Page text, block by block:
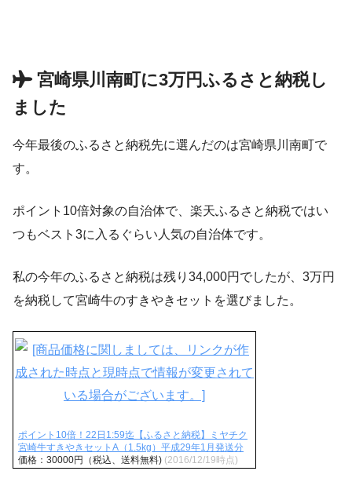
宮崎県川南町に3万円ふるさと納税し
ました
今年最後のふるさと納税先に選んだのは宮崎県川南町で
す。
ポイント10倍対象の自治体で、楽天ふるさと納税ではい
つもベスト3に入るぐらい人気の自治体です。
私の今年のふるさと納税は残り34,000円でしたが、3万円
を納税して宮崎牛のすきやきセットを選びました。
ポイント10倍！22日1:59迄【ふるさと納税】ミヤチク
宮崎牛すきやきセットA（1.5kg）平成29年1月発送分
価格：30000円（税込、送料無料) (2016/12/19時点)